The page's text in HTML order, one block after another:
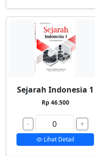
Sejarah Indonesia 1
Rp 46.500
-
+
Lihat Detail